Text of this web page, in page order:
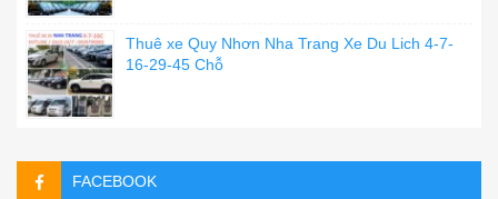
Thuê xe Quy Nhơn Nha Trang Xe Du Lich 4-7-
16-29-45 Chỗ
FACEBOOK